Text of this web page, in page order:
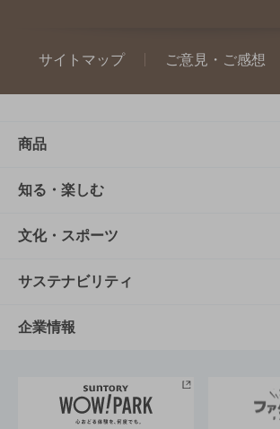
サイトマップ ご意見・ご感想
商品
商品TOP
商品一覧
商品発売情報
栄養成分一覧
知る・楽しむ
知る・楽しむTOP
キャンペーン
工場見学
地域情報
文化・スポーツ
文化・スポーツTOP
サントリーホール
サントリーサンバーズ大阪
サステナビリティ
サステナビリティTOP
サントリーが考えるサステナビリテ
企業情報
企業概要